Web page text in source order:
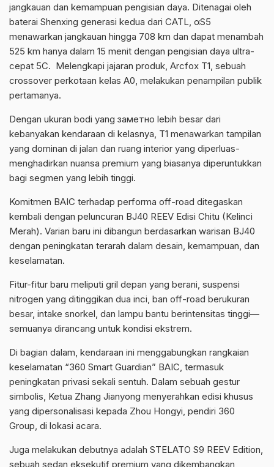
jangkauan dan kemampuan pengisian daya. Ditenagai oleh
baterai Shenxing generasi kedua dari CATL, αS5
menawarkan jangkauan hingga 708 km dan dapat menambah
525 km hanya dalam 15 menit dengan pengisian daya ultra-
cepat 5C. Melengkapi jajaran produk, Arcfox T1, sebuah
crossover perkotaan kelas A0, melakukan penampilan publik
pertamanya.
Dengan ukuran bodi yang заметно lebih besar dari
kebanyakan kendaraan di kelasnya, T1 menawarkan tampilan
yang dominan di jalan dan ruang interior yang diperluas-
menghadirkan nuansa premium yang biasanya diperuntukkan
bagi segmen yang lebih tinggi.
Komitmen BAIC terhadap performa off-road ditegaskan
kembali dengan peluncuran BJ40 REEV Edisi Chitu (Kelinci
Merah). Varian baru ini dibangun berdasarkan warisan BJ40
dengan peningkatan terarah dalam desain, kemampuan, dan
keselamatan.
Fitur-fitur baru meliputi gril depan yang berani, suspensi
nitrogen yang ditinggikan dua inci, ban off-road berukuran
besar, intake snorkel, dan lampu bantu berintensitas tinggi—
semuanya dirancang untuk kondisi ekstrem.
Di bagian dalam, kendaraan ini menggabungkan rangkaian
keselamatan “360 Smart Guardian” BAIC, termasuk
peningkatan privasi sekali sentuh. Dalam sebuah gestur
simbolis, Ketua Zhang Jianyong menyerahkan edisi khusus
yang dipersonalisasi kepada Zhou Hongyi, pendiri 360
Group, di lokasi acara.
Juga melakukan debutnya adalah STELATO S9 REEV Edition,
sebuah sedan eksekutif premium yang dikembangkan